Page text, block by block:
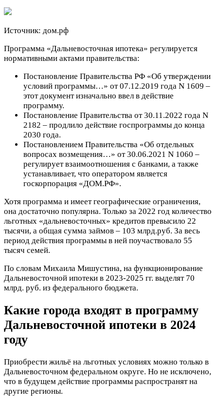
Источник: дом.рф
Программа «Дальневосточная ипотека» регулируется
нормативными актами правительства:
Постановление Правительства РФ «Об утверждении
условий программы…» от 07.12.2019 года N 1609 –
этот документ изначально ввел в действие
программу.
Постановление Правительства от 30.11.2022 года N
2182 – продлило действие госпрограммы до конца
2030 года.
Постановлением Правительства «Об отдельных
вопросах возмещения…» от 30.06.2021 N 1060 –
регулирует взаимоотношения с банками, а также
устанавливает, что оператором является
госкорпорация «ДОМ.РФ».
Хотя программа и имеет географические ограничения,
она достаточно популярна. Только за 2022 год количество
льготных «дальневосточных» кредитов превысило 22
тысячи, а общая сумма займов – 103 млрд.руб. За весь
период действия программы в ней поучаствовало 55
тысяч семей.
По словам Михаила Мишустина, на функционирование
Дальневосточной ипотеки в 2023-2025 гг. выделят 70
млрд. руб. из федерального бюджета.
Какие города входят в программу
Дальневосточной ипотеки в 2024
году
Приобрести жильё на льготных условиях можно только в
Дальневосточном федеральном округе. Но не исключено,
что в будущем действие программы распространят на
другие регионы.